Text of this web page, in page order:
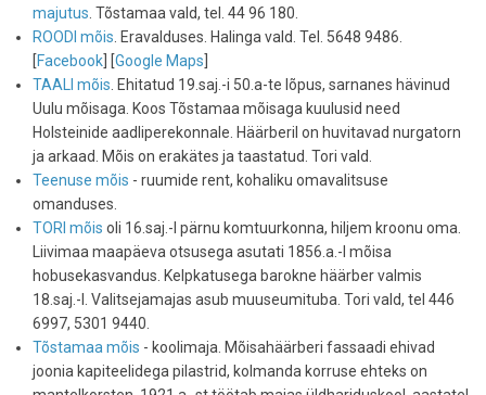
majutus. Tõstamaa vald, tel. 44 96 180.
ROODI mõis. Eravalduses. Halinga vald. Tel. 5648 9486.
[Facebook ] [Google Maps
TAALI mõis. Ehitatud 19.saj.-i 50.a-te lõpus, sarnanes hävinud
Uulu mõisaga. Koos Tõstamaa mõisaga kuulusid need
Holsteinide aadliperekonnale. Häärberil on huvitavad nurgatorn
ja arkaad. Mõis on erakätes ja taastatud. Tori vald.
Teenuse mõis - ruumide rent, kohaliku omavalitsuse
omanduses.
TORI mõis oli 16.saj.-l pärnu komtuurkonna, hiljem kroonu oma.
Liivimaa maapäeva otsusega asutati 1856.a.-l mõisa
hobusekasvandus. Kelpkatusega barokne häärber valmis
18.saj.-l. Valitsejamajas asub muuseumituba. Tori vald, tel 446
6997, 5301 9440.
Tõstamaa mõis - koolimaja. Mõisahäärberi fassaadi ehivad
joonia kapiteelidega pilastrid, kolmanda korruse ehteks on